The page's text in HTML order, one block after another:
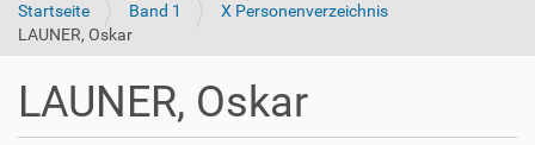
Startseite Band 1
X Personenverzeichnis
LAUNER, Oskar
LAUNER, Oskar